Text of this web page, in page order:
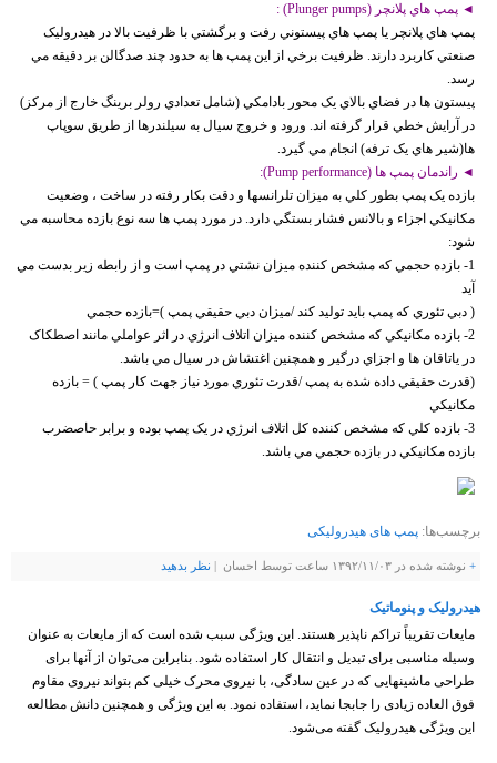
◄ پمپ هاي پلانچر (Plunger pumps) :
پمپ هاي پلانچر يا پمپ هاي پيستوني رفت و برگشتي با ظرفيت بالا در هيدروليک
صنعتي کاربرد دارند. ظرفيت برخي از اين پمپ ها به حدود چند صدگالن بر دقيقه مي
رسد.
پيستون ها در فضاي بالاي يک محور بادامکي (شامل تعدادي رولر برينگ خارج از مرکز)
در آرايش خطي قرار گرفته اند. ورود و خروج سيال به سيلندرها از طريق سوپاپ
ها(شير هاي يک ترفه) انجام مي گيرد.
◄ راندمان پمپ ها (Pump performance):
بازده يک پمپ بطور کلي به ميزان تلرانسها و دقت بکار رفته در ساخت ، وضعيت
مکانيکي اجزاء و بالانس فشار بستگي دارد. در مورد پمپ ها سه نوع بازده محاسبه مي
شود:
1- بازده حجمي که مشخص کننده ميزان نشتي در پمپ است و از رابطه زير بدست مي
آيد
( دبي تئوري كه پمپ بايد توليد كند /ميزان دبي حقيقي پمپ )=بازده حجمي
2- بازده مکانيکي که مشخص کننده ميزان اتلاف انرژي در اثر عواملي مانند اصطکاک
در ياتاقان ها و اجزاي درگير و همچنين اغتشاش در سيال مي باشد.
(قدرت حقيقي داده شده به پمپ /قدرت تئوري مورد نياز جهت کار پمپ ) = بازده
مکانيکي
3- بازده کلي که مشخص کننده کل اتلاف انرژي در يک پمپ بوده و برابر حاصضرب
بازده مکانيکي در بازده حجمي مي باشد.
برچسب‌ها: پمپ های هیدرولیکی
+ نوشته شده در ۱۳۹۲/۱۱/۰۳ ساعت توسط احسان | نظر بدهيد
هیدرولیک و پنوماتیک
مایعات تقریباً تراکم ناپذیر هستند. این ویژگی سبب شده است که از مایعات به عنوان
وسیله مناسبی برای تبدیل و انتقال کار استفاده شود. بنابراین می‌توان از آنها برای
طراحی ماشینهایی که در عین سادگی، با نیروی محرک خیلی کم بتواند نیروی مقاوم
فوق العاده زیادی را جابجا نماید، استفاده نمود. به این ویژگی و همچنین دانش مطالعه
این ویژگی هیدرولیک گفته می‌شود.